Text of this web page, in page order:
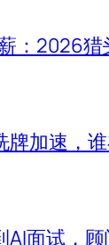
：2026
加速，
面试，